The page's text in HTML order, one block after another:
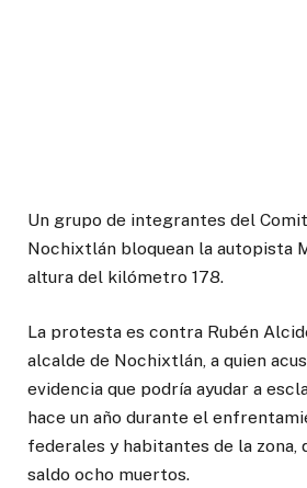
Un grupo de integrantes del
Nochixtlán bloquean la autopista
altura del kilómetro 178.
La protesta es contra Rubén
alcalde de Nochixtlán, a quien
evidencia que podría ayudar a
hace un año durante el
federales y habitantes de la zona,
saldo ocho muertos.